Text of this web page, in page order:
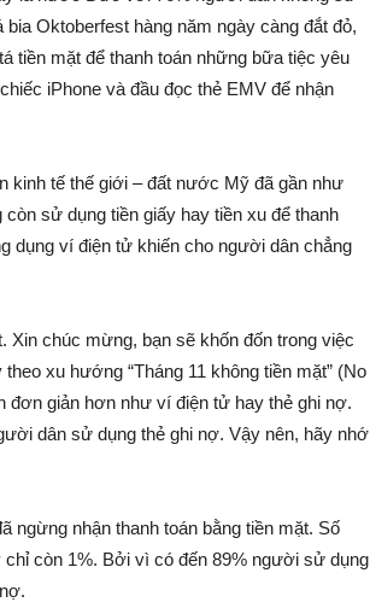
Oktoberfest hàng năm ngày càng đắt đỏ,
tiền mặt để thanh toán những bữa tiệc yêu
iPhone và đầu đọc thẻ EMV để nhận
kinh tế thế giới – đất nước Mỹ đã gần như
sử dụng tiền giấy hay tiền xu để thanh
dụng ví điện tử khiến cho người dân chẳng
Xin chúc mừng, bạn sẽ khốn đốn trong việc
xu hướng “Tháng 11 không tiền mặt” (No
giản hơn như ví điện tử hay thẻ ghi nợ.
dân sử dụng thẻ ghi nợ. Vậy nên, hãy nhớ
ngừng nhận thanh toán bằng tiền mặt. Số
còn 1%. Bởi vì có đến 89% người sử dụng